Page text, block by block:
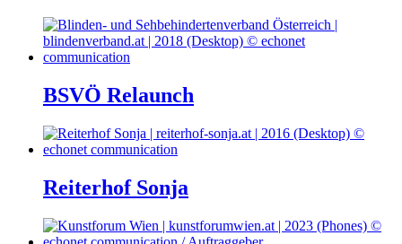
BSVÖ Relaunch
Reiterhof Sonja